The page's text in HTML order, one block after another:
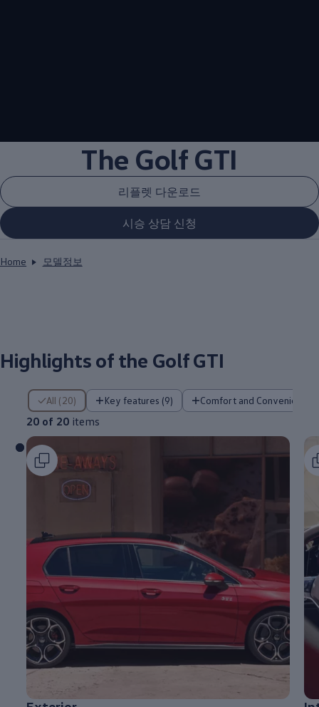
The Golf GTI
리플렛 다운로드
시승 상담 신청
Home 모델정보
Highlights of the Golf GTI
All (20) Key features (9) Comfort and Convenience
20 of 20 items
20 of 20 items